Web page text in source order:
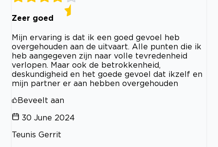
Zeer goed
Mijn ervaring is dat ik een goed gevoel heb
overgehouden aan de uitvaart. Alle punten die ik
heb aangegeven zijn naar volle tevredenheid
verlopen. Maar ook de betrokkenheid,
deskundigheid en het goede gevoel dat ikzelf en
mijn partner er aan hebben overgehouden
Beveelt aan
30 June 2024
Teunis Gerrit